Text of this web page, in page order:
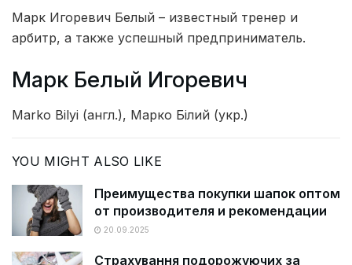
Марк Игоревич Белый – известный тренер и
арбитр, а также успешный предприниматель.
Марк Белый Игоревич
Marko Bilyi (англ.), Mарко Білий (укр.)
YOU MIGHT ALSO LIKE
Преимущества покупки шапок оптом
от производителя и рекомендации
20.09.2025
Страхування подорожуючих за